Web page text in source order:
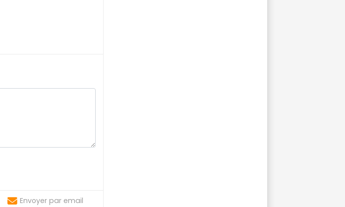
Envoyer par email